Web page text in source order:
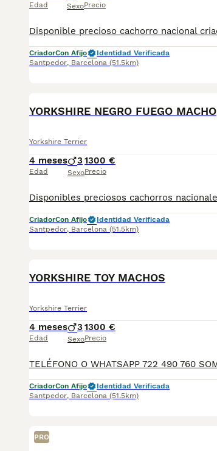
Edad SexoPrecio
CriadorCon Afijo
Identidad Verificada
Santpedor, Barcelona (51.5km)
YORKSHIRE NEGRO FUEGO MACHO
Yorkshire Terrier
4 meses
Edad
3
Sexo
1300 €
Precio
CriadorCon Afijo
Identidad Verificada
Santpedor, Barcelona (51.5km)
YORKSHIRE TOY MACHOS
Yorkshire Terrier
4 meses
Edad
3
Sexo
1300 €
Precio
CriadorCon Afijo
Identidad Verificada
Santpedor, Barcelona (51.5km)
PRO